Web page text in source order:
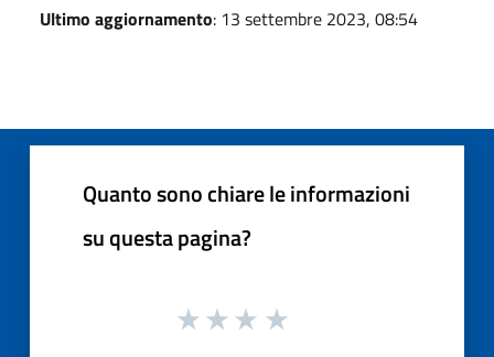
Ultimo aggiornamento: 13 settembre 2023, 08:54
Quanto sono chiare le informazioni
su questa pagina?